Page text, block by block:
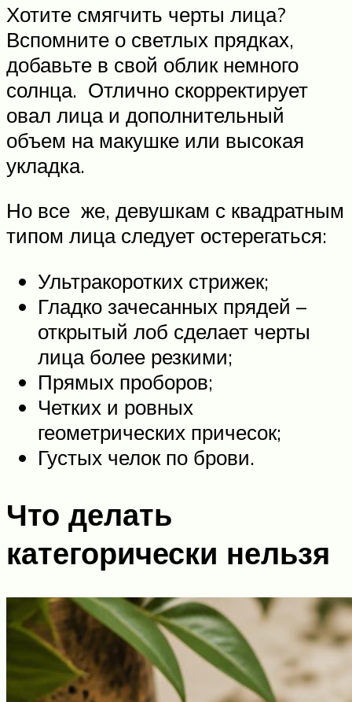
Хотите смягчить черты лица?
Вспомните о светлых прядках,
добавьте в свой облик немного
солнца. Отлично скорректирует
овал лица и дополнительный
объем на макушке или высокая
укладка.
Но все же, девушкам с квадратным
типом лица следует остерегаться:
Ультракоротких стрижек;
Гладко зачесанных прядей –
открытый лоб сделает черты
лица более резкими;
Прямых проборов;
Четких и ровных
геометрических причесок;
Густых челок по брови.
Что делать
категорически нельзя